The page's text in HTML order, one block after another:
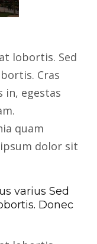
lobortis. Sed
Cras
in, egestas
quam
dolor sit
varius Sed
Donec